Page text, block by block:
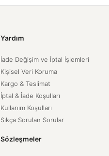
Yardım
İade Değişim ve İptal İşlemleri
Kişisel Veri Koruma
Kargo & Teslimat
İptal & İade Koşulları
Kullanım Koşulları
Sıkça Sorulan Sorular
Sözleşmeler